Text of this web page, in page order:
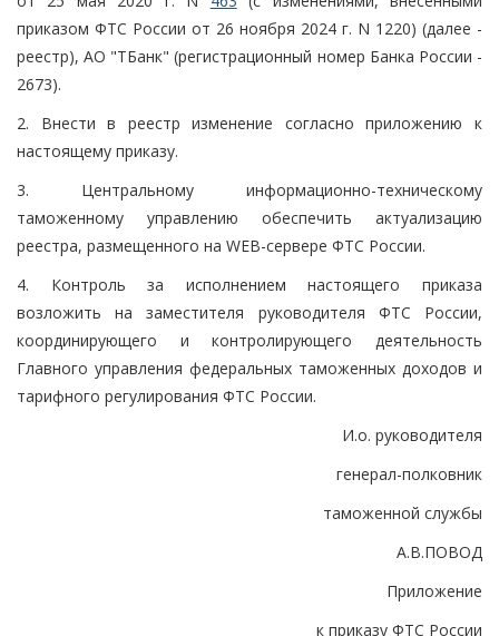
приказом ФТС России от 26 ноября 2024 г. N 1220) (далее -
реестр), АО "ТБанк" (регистрационный номер Банка России -
2673).
2. Внести в реестр изменение согласно приложению к
настоящему приказу.
3. Центральному информационно-техническому
таможенному управлению обеспечить актуализацию
реестра, размещенного на WEB-сервере ФТС России.
4. Контроль за исполнением настоящего приказа
возложить на заместителя руководителя ФТС России,
координирующего и контролирующего деятельность
Главного управления федеральных таможенных доходов и
тарифного регулирования ФТС России.
И.о. руководителя
генерал-полковник
таможенной службы
А.В.ПОВОД
Приложение
к приказу ФТС России